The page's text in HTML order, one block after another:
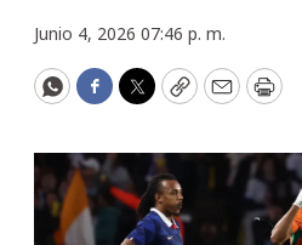
Junio 4, 2026 07:46 p. m.
WhatsApp
Facebook
Twitter
CopyEmailPrint